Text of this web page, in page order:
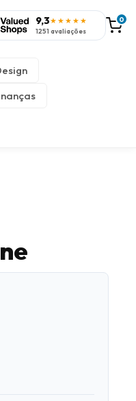
9,3★★★★★
1251 avaliações
0